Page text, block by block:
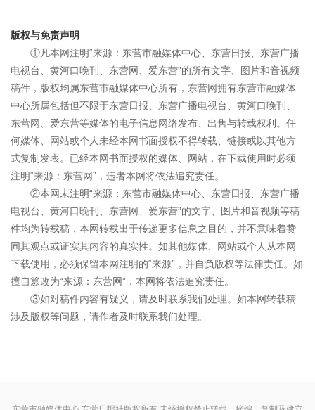
版权与免责声明
①凡本网注明“来源：东营市融媒体中心、东营日报、东营广播
电视台、黄河口晚刊、东营网、爱东营”的所有文字、图片和音视频
稿件，版权均属东营市融媒体中心所有，东营网拥有东营市融媒体
中心所属包括但不限于东营日报、东营广播电视台、黄河口晚刊、
东营网、爱东营等媒体的电子信息网络发布、出售与转载权利。任
何媒体、网站或个人未经本网书面授权不得转载、链接或以其他方
式复制发表。已经本网书面授权的媒体、网站，在下载使用时必须
注明“来源：东营网”，违者本网将依法追究责任。
②本网未注明“来源：东营市融媒体中心、东营日报、东营广播
电视台、黄河口晚刊、东营网、爱东营”的文字、图片和音视频等稿
件均为转载稿，本网转载出于传递更多信息之目的，并不意味着赞
同其观点或证实其内容的真实性。如其他媒体、网站或个人从本网
下载使用，必须保留本网注明的“来源”，并自负版权等法律责任。如
擅自篡改为“来源：东营网”，本网将依法追究责任。
③如对稿件内容有疑义，请及时联系我们处理。如本网转载稿
涉及版权等问题，请作者及时联系我们处理。